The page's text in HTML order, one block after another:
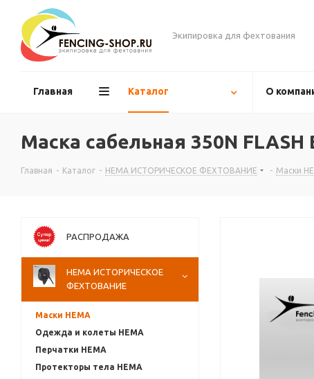
Экипировка для фехтования
Главная Каталог О
Маска сабельная 350N FLASH
Главная - Каталог - НЕМА ИСТОРИЧЕСКОЕ ФЕХТОВАНИЕ - Маски
РАСПРОДАЖА
НЕМА ИСТОРИЧЕСКОЕ
ФЕХТОВАНИЕ
Маски HEMA
Одежда и колеты HEMA
Перчатки HEMA
Протекторы тела HEMA